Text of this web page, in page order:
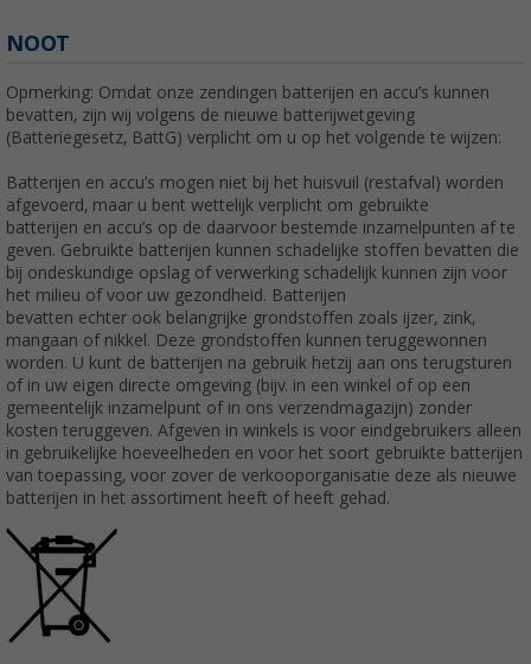
NOOT
Opmerking: Omdat onze zendingen batterijen en accu’s kunnen
bevatten, zijn wij volgens de nieuwe batterijwetgeving
(Batteriegesetz, BattG) verplicht om u op het volgende te wijzen:
Batterijen en accu’s mogen niet bij het huisvuil (restafval) worden
afgevoerd, maar u bent wettelijk verplicht om gebruikte
batterijen en accu’s op de daarvoor bestemde inzamelpunten af te
geven. Gebruikte batterijen kunnen schadelijke stoffen bevatten die
bij ondeskundige opslag of verwerking schadelijk kunnen zijn voor
het milieu of voor uw gezondheid. Batterijen
bevatten echter ook belangrijke grondstoffen zoals ijzer, zink,
mangaan of nikkel. Deze grondstoffen kunnen teruggewonnen
worden. U kunt de batterijen na gebruik hetzij aan ons terugsturen
of in uw eigen directe omgeving (bijv. in een winkel of op een
gemeentelijk inzamelpunt of in ons verzendmagazijn) zonder
kosten teruggeven. Afgeven in winkels is voor eindgebruikers alleen
in gebruikelijke hoeveelheden en voor het soort gebruikte batterijen
van toepassing, voor zover de verkooporganisatie deze als nieuwe
batterijen in het assortiment heeft of heeft gehad.